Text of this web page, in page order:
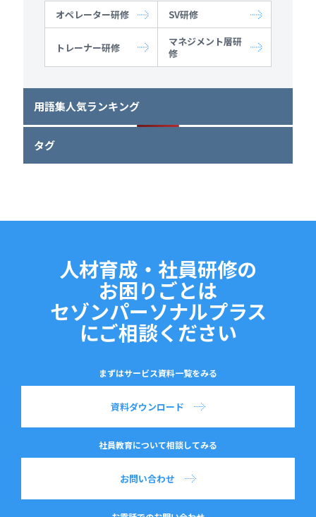
オペレーター研修 SV研修
トレーナー研修
マネジメント層研
修
用語集人気ランキング
タグ
人材育成・社員研修の
お困りごとは
セゾンパーソナルプラス
にご相談ください
まずはサービス資料一覧をみる
資料ダウンロード
社員教育について相談してみる
お問い合わせ